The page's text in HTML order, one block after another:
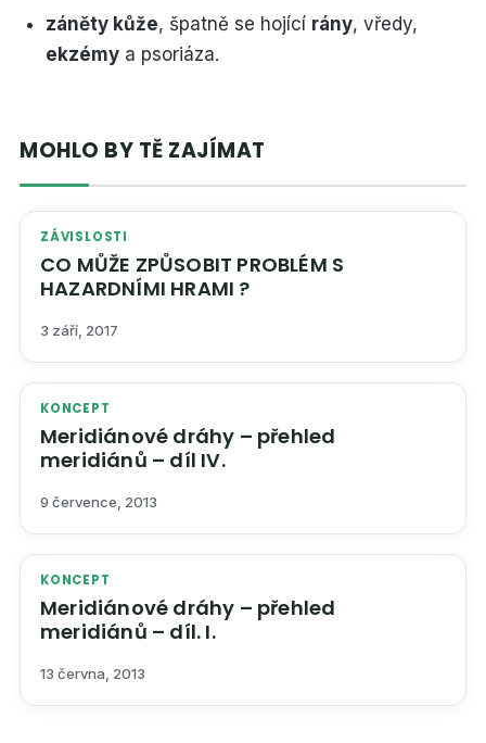
záněty kůže, špatně se hojící rány, vředy,
ekzémy a psoriáza.
MOHLO BY TĚ ZAJÍMAT
ZÁVISLOSTI
CO MŮŽE ZPŮSOBIT PROBLÉM S
HAZARDNÍMI HRAMI ?
3 září, 2017
KONCEPT
Meridiánové dráhy – přehled
meridiánů – díl IV.
9 července, 2013
KONCEPT
Meridiánové dráhy – přehled
meridiánů – díl. I.
13 června, 2013